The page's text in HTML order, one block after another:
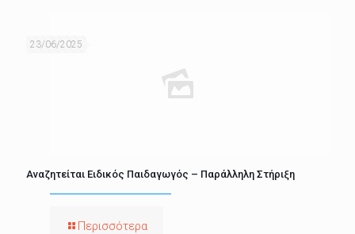
23/06/2025
Αναζητείται Ειδικός Παιδαγωγός – Παράλληλη Στήριξη
Περισσότερα